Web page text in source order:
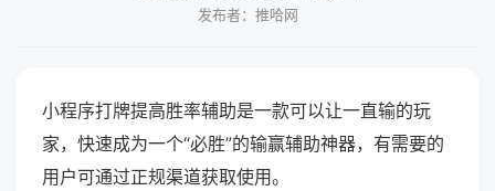
发布者：推哈网
小程序打牌提高胜率辅助是一款可以让一直输的玩
家，快速成为一个“必胜”的输赢辅助神器，有需要的
用户可通过正规渠道获取使用。